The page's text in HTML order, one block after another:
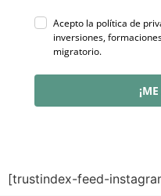
Acepto la política de
inversiones,
migratorio.
[trustindex-feed-